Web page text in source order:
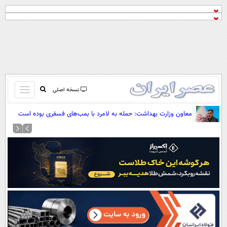
نسخه اصلی
باز
و
بسته
کردن
صفحه اول
آرشیو
نظرسنجی
آب و هوا
اوقات شرعی
سواد زندگی
معاون وزارت بهداشت: حمله به لامرد با بمب‌های فسفری بوده است